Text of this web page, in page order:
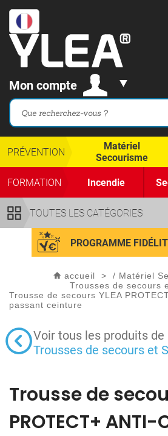
Mon compte
TOUTES LES CATÉGORIES
PRÉVENTION
Matériel
Secourisme
FORMATION Incendie
PROGRAMME
accueil > / Matériel
Trousses de secours
Trousse de secours YLEA
passant ceinture
Voir tous les produits
Trousses de secours et
Trousse de
PROTECT+